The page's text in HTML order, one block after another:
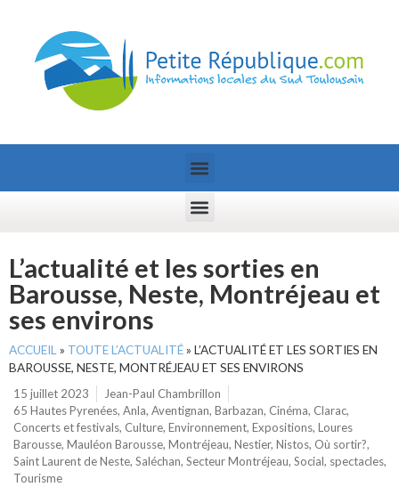
L’actualité et les sorties en
Barousse, Neste, Montréjeau et
ses environs
ACCUEIL » TOUTE L’ACTUALITÉ» L’ACTUALITÉ ET LES SORTIES EN
BAROUSSE, NESTE, MONTRÉJEAU ET SES ENVIRONS
15 juillet 2023
Jean-Paul Chambrillon
65 Hautes Pyrenées, Anla, Aventignan, Barbazan, Cinéma, Clarac,
Concerts et festivals, Culture, Environnement, Expositions, Loures
Barousse, Mauléon Barousse, Montréjeau, Nestier, Nistos, Où sortir?,
Saint Laurent de Neste, Saléchan, Secteur Montréjeau, Social, spectacles,
Tourisme